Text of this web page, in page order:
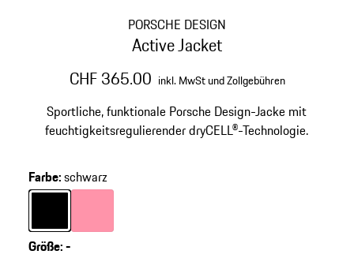
PORSCHE DESIGN
Active Jacket
CHF 365.00 inkl. MwSt und Zollgebühren
Sportliche, funktionale Porsche Design-Jacke mit
feuchtigkeitsregulierender dryCELL®-Technologie.
Farbe:schwarz
Farbeschwarz
Farbe
Größe:-